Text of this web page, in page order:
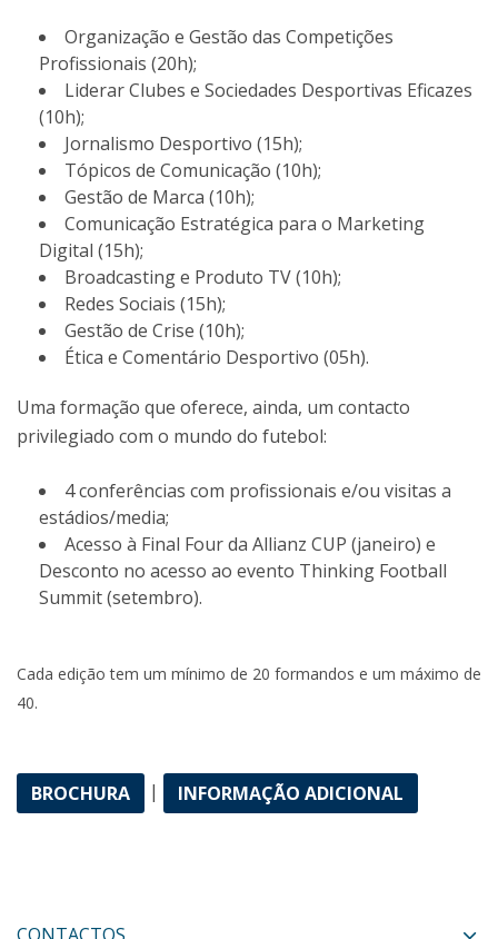
Organização e Gestão das Competições
Profissionais (20h);
Liderar Clubes e Sociedades Desportivas Eficazes
(10h);
Jornalismo Desportivo (15h);
Tópicos de Comunicação (10h);
Gestão de Marca (10h);
Comunicação Estratégica para o Marketing
Digital (15h);
Broadcasting e Produto TV (10h);
Redes Sociais (15h);
Gestão de Crise (10h);
Ética e Comentário Desportivo (05h).
Uma formação que oferece, ainda, um contacto
privilegiado com o mundo do futebol:
4 conferências com profissionais e/ou visitas a
estádios/media;
Acesso à Final Four da Allianz CUP (janeiro) e
Desconto no acesso ao evento Thinking Football
Summit (setembro).
Cada edição tem um mínimo de 20 formandos e um máximo de
40.
BROCHURA | INFORMAÇÃO ADICIONAL